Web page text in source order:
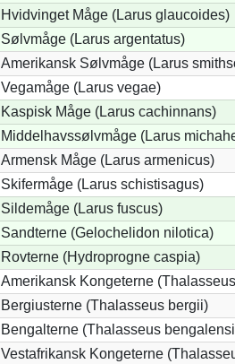
Hvidvinget Måge (Larus glaucoides)
Sølvmåge (Larus argentatus)
Amerikansk Sølvmåge (Larus
Vegamåge (Larus vegae)
Kaspisk Måge (Larus cachinnans)
Middelhavssølvmåge (Larus
Armensk Måge (Larus armenicus)
Skifermåge (Larus schistisagus)
Sildemåge (Larus fuscus)
Sandterne (Gelochelidon nilotica)
Rovterne (Hydroprogne caspia)
Amerikansk Kongeterne
Bergiusterne (Thalasseus bergii)
Bengalterne (Thalasseus
Vestafrikansk Kongeterne